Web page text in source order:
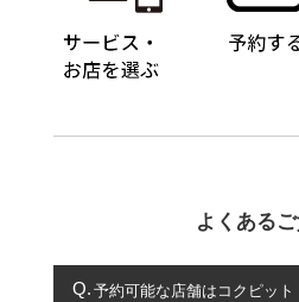
よくある
予約可能な店舗はコクピッ